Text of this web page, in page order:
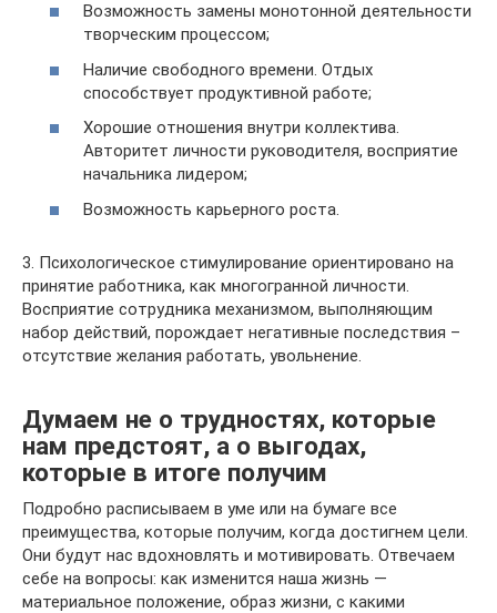
Возможность замены монотонной деятельности
творческим процессом;
Наличие свободного времени. Отдых
способствует продуктивной работе;
Хорошие отношения внутри коллектива.
Авторитет личности руководителя, восприятие
начальника лидером;
Возможность карьерного роста.
3. Психологическое стимулирование ориентировано на
принятие работника, как многогранной личности.
Восприятие сотрудника механизмом, выполняющим
набор действий, порождает негативные последствия –
отсутствие желания работать, увольнение.
Думаем не о трудностях, которые
нам предстоят, а о выгодах,
которые в итоге получим
Подробно расписываем в уме или на бумаге все
преимущества, которые получим, когда достигнем цели.
Они будут нас вдохновлять и мотивировать. Отвечаем
себе на вопросы: как изменится наша жизнь —
материальное положение, образ жизни, с какими